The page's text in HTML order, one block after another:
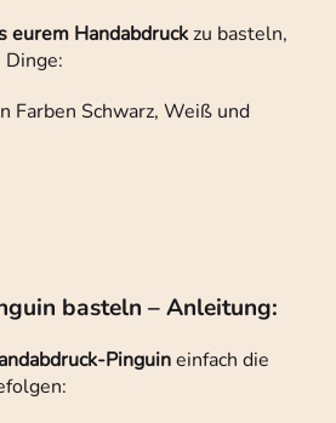
eurem Handabdruckzu basteln,
Farben Schwarz, Weiß und
basteln – Anleitung:
Pinguineinfach die